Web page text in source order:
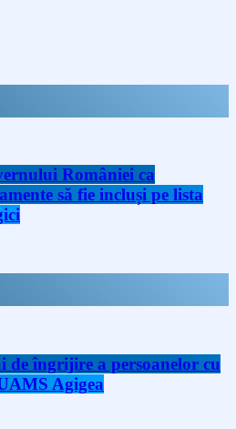
României ca
să fie incluși pe lista
îngrijire a persoanelor cu
Agigea